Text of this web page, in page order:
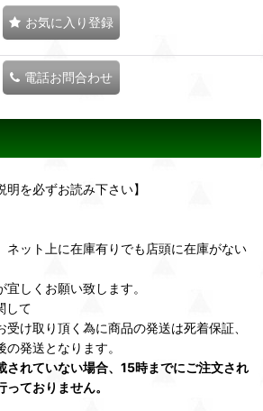
お気に入り登録
電話お問合わせ
明を必ずお読み下さい】
ネット上に在庫有りでも店頭に在庫がない
しくお願い致します。
して
け取り頂く為に商品の発送は死着保証、
発送となります。
されていない場合、15時までにご注文され
ておりません。